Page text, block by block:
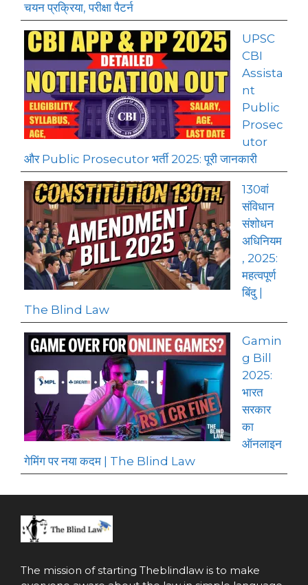
चयन प्रक्रिया, परीक्षा पैटर्न
UPSC
CBI
Assista
nt
Public
Prosec
utor
और Public Prosecutor भर्ती 2025: पूरी जानकारी
130वां
संविधान
संशोधन
अधिनियम
, 2025:
महत्वपूर्ण
बिंदु |
The Blind Law
Gamin
g Bill
2025:
भारत
सरकार
का
ऑनलाइन
गेमिंग पर नया कदम | The Blind Law
The mission of starting Theblindlaw is to make